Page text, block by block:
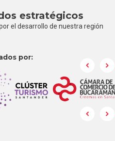
estratégicos
el desarrollo de nuestra región
por: